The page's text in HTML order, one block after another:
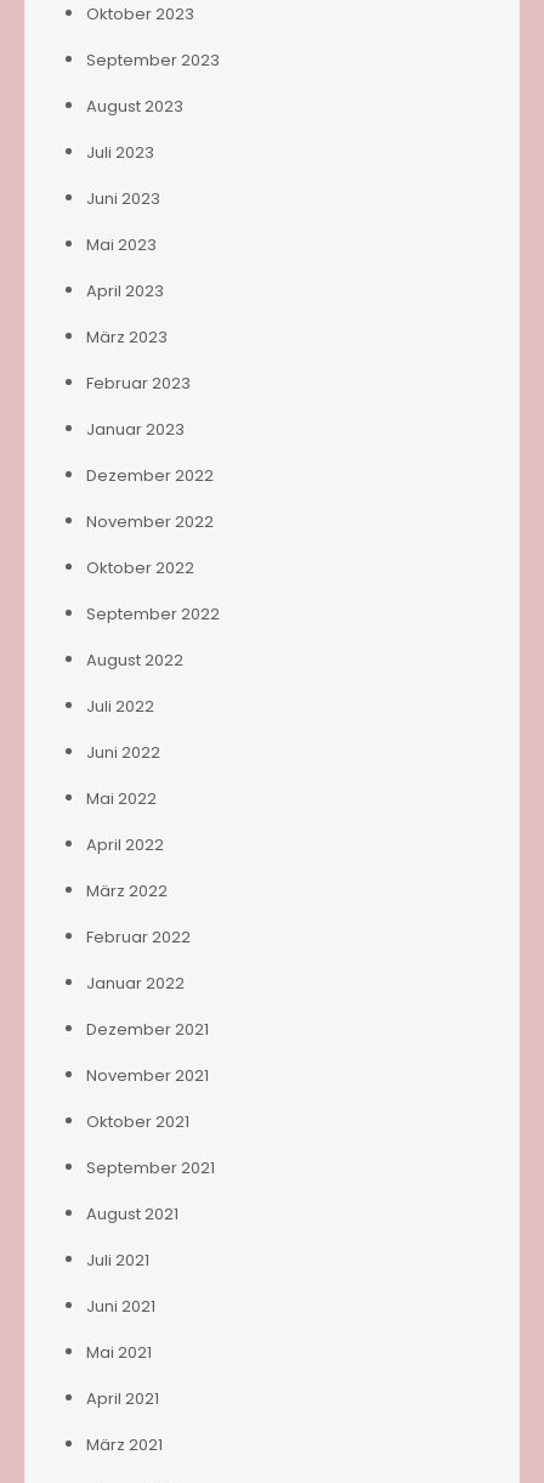
Oktober 2023
September 2023
August 2023
Juli 2023
Juni 2023
Mai 2023
April 2023
März 2023
Februar 2023
Januar 2023
Dezember 2022
November 2022
Oktober 2022
September 2022
August 2022
Juli 2022
Juni 2022
Mai 2022
April 2022
März 2022
Februar 2022
Januar 2022
Dezember 2021
November 2021
Oktober 2021
September 2021
August 2021
Juli 2021
Juni 2021
Mai 2021
April 2021
März 2021